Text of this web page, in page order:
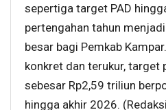
sepertiga target PAD
pertengahan tahun
besar bagi Pemkab
konkret dan terukur, target
sebesar Rp2,59 triliun
hingga akhir 2026.